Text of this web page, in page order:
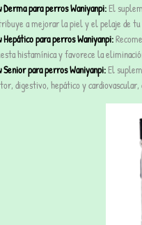
Derma para perros Waniyanpi:El
a mejorar la piel y el pelaje de
Hepático para perros Waniyanpi:
histamínica y favorece la
Senior para perros Waniyanpi:El
digestivo, hepático y